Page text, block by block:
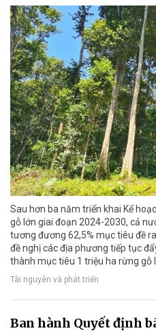
Sau hơn ba năm triển khai Kế
gỗ lớn giai đoạn 2024-2030, cả
tương đương 62,5% mục tiêu đề
đề nghị các địa phương tiếp tục
thành mục tiêu 1 triệu ha rừng gỗ
Tài nguyên và phát triển
Ban hành Quyết định